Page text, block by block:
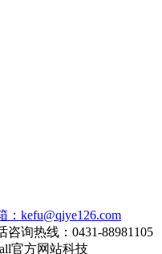
：kefu@qiye126.com
咨询热线：0431-88981105
官方网站科技